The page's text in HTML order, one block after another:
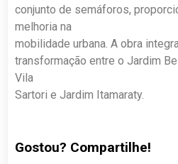
conjunto de semáforos,
melhoria na
mobilidade urbana. A obra
transformação entre o Jardim
Vila
Sartori e Jardim Itamaraty.
Gostou? Compartilhe!